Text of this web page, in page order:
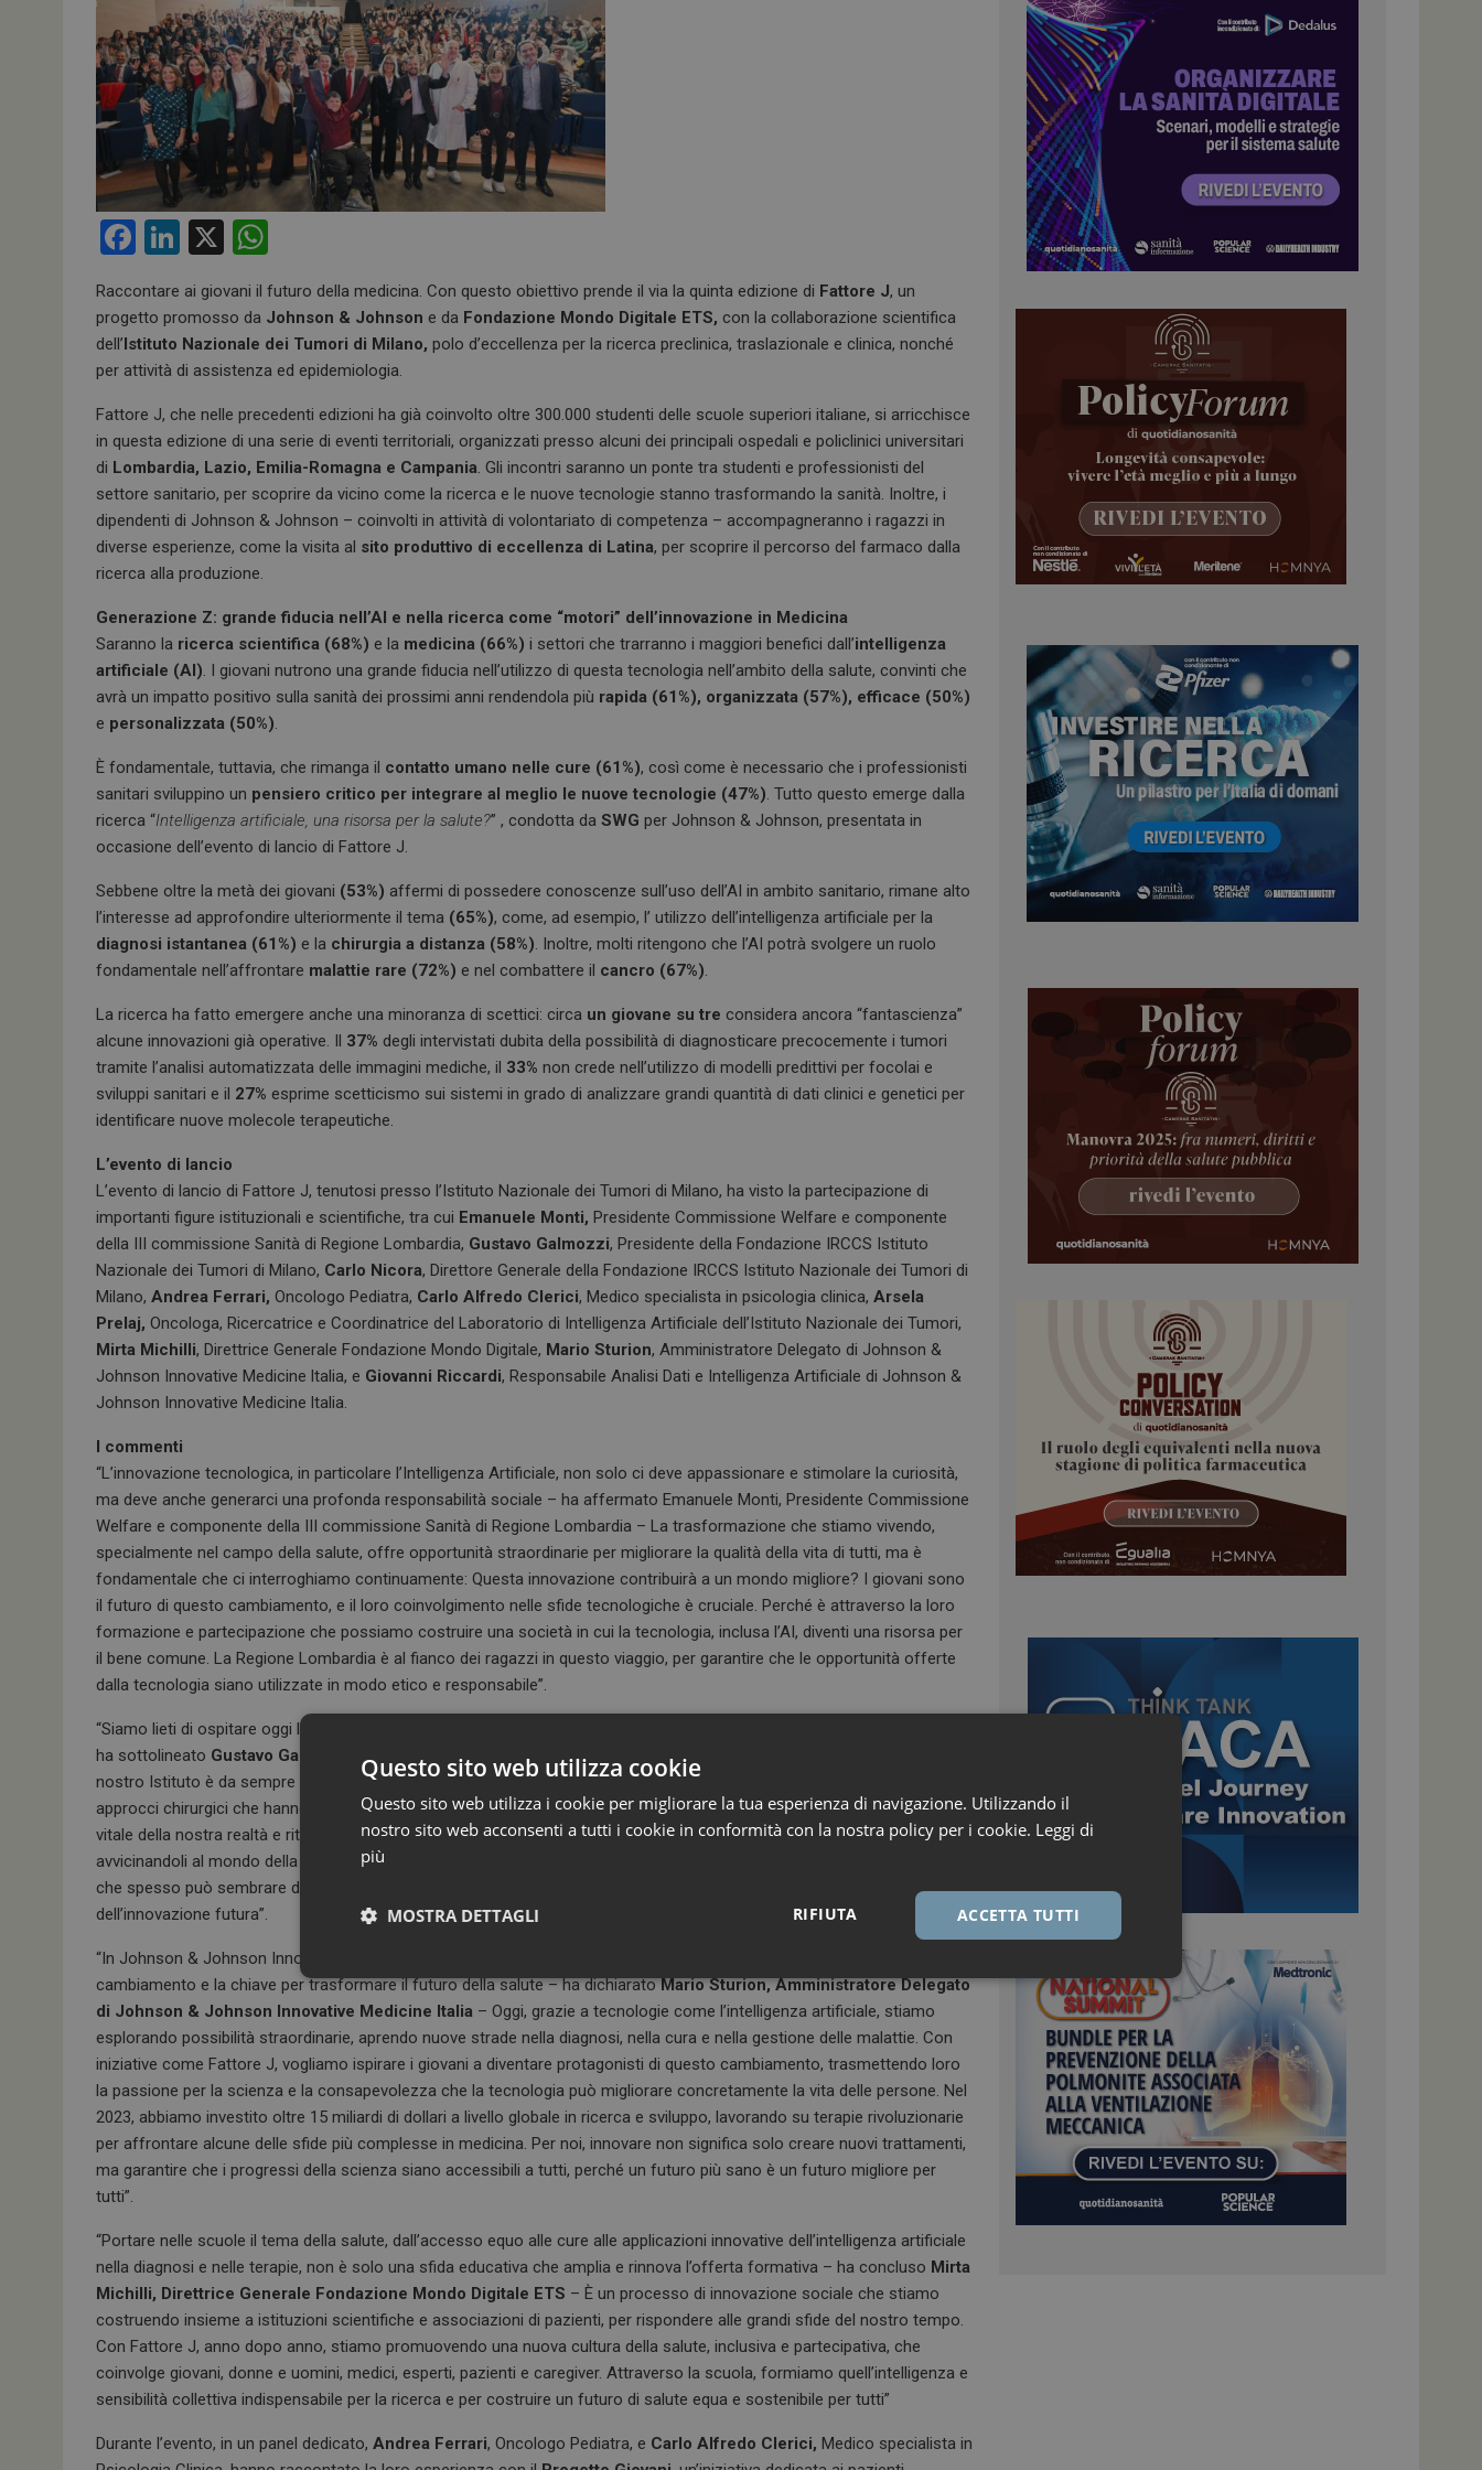
F
ce
b
o
o
k
Li
ke
dI
n
X
at
s
A
p
p
Raccontare ai giovani il futuro della medicina. Con questo obiettivo prende il via la quinta edizione di Fattore J, un
progetto promosso da Johnson & Johnson e da Fondazione Mondo Digitale ETS, con la collaborazione scientifica
dell’Istituto Nazionale dei Tumori di Milano, polo d’eccellenza per la ricerca preclinica, traslazionale e clinica, nonché
per attività di assistenza ed epidemiologia.
Fattore J, che nelle precedenti edizioni ha già coinvolto oltre 300.000 studenti delle scuole superiori italiane, si arricchisce
in questa edizione di una serie di eventi territoriali, organizzati presso alcuni dei principali ospedali e policlinici universitari
di Lombardia, Lazio, Emilia-Romagna e Campania. Gli incontri saranno un ponte tra studenti e professionisti del
settore sanitario, per scoprire da vicino come la ricerca e le nuove tecnologie stanno trasformando la sanità. Inoltre, i
dipendenti di Johnson & Johnson – coinvolti in attività di volontariato di competenza – accompagneranno i ragazzi in
diverse esperienze, come la visita al sito produttivo di eccellenza di Latina, per scoprire il percorso del farmaco dalla
ricerca alla produzione.
Generazione Z: grande fiducia nell’AI e nella ricerca come “motori” dell’innovazione in Medicina
Saranno la ricerca scientifica (68%) e la medicina (66%) i settori che trarranno i maggiori benefici dall’intelligenza
artificiale (AI). I giovani nutrono una grande fiducia nell’utilizzo di questa tecnologia nell’ambito della salute, convinti che
avrà un impatto positivo sulla sanità dei prossimi anni rendendola più rapida (61%), organizzata (57%), efficace (50%)
e personalizzata (50%).
È fondamentale, tuttavia, che rimanga il contatto umano nelle cure (61%), così come è necessario che i professionisti
sanitari sviluppino un pensiero critico per integrare al meglio le nuove tecnologie (47%). Tutto questo emerge dalla
ricerca “Intelligenza artificiale, una risorsa per la salute?” , condotta da SWG per Johnson & Johnson, presentata in
occasione dell’evento di lancio di Fattore J.
Sebbene oltre la metà dei giovani (53%) affermi di possedere conoscenze sull’uso dell’AI in ambito sanitario, rimane alto
l’interesse ad approfondire ulteriormente il tema (65%), come, ad esempio, l’ utilizzo dell’intelligenza artificiale per la
diagnosi istantanea (61%) e la chirurgia a distanza (58%). Inoltre, molti ritengono che l’AI potrà svolgere un ruolo
fondamentale nell’affrontare malattie rare (72%) e nel combattere il cancro (67%).
La ricerca ha fatto emergere anche una minoranza di scettici: circa un giovane su tre considera ancora “fantascienza”
alcune innovazioni già operative. Il 37% degli intervistati dubita della possibilità di diagnosticare precocemente i tumori
tramite l’analisi automatizzata delle immagini mediche, il 33% non crede nell’utilizzo di modelli predittivi per focolai e
sviluppi sanitari e il 27% esprime scetticismo sui sistemi in grado di analizzare grandi quantità di dati clinici e genetici per
identificare nuove molecole terapeutiche.
L’evento di lancio
L’evento di lancio di Fattore J, tenutosi presso l’Istituto Nazionale dei Tumori di Milano, ha visto la partecipazione di
importanti figure istituzionali e scientifiche, tra cui Emanuele Monti, Presidente Commissione Welfare e componente
della III commissione Sanità di Regione Lombardia, Gustavo Galmozzi, Presidente della Fondazione IRCCS Istituto
Nazionale dei Tumori di Milano, Carlo Nicora, Direttore Generale della Fondazione IRCCS Istituto Nazionale dei Tumori di
Milano, Andrea Ferrari, Oncologo Pediatra, Carlo Alfredo Clerici, Medico specialista in psicologia clinica, Arsela
Prelaj, Oncologa, Ricercatrice e Coordinatrice del Laboratorio di Intelligenza Artificiale dell’Istituto Nazionale dei Tumori,
Mirta Michilli, Direttrice Generale Fondazione Mondo Digitale, Mario Sturion, Amministratore Delegato di Johnson &
Johnson Innovative Medicine ltalia, e Giovanni Riccardi, Responsabile Analisi Dati e Intelligenza Artificiale di Johnson &
Johnson Innovative Medicine ltalia.
I commenti
“L’innovazione tecnologica, in particolare l’Intelligenza Artificiale, non solo ci deve appassionare e stimolare la curiosità,
ma deve anche generarci una profonda responsabilità sociale – ha affermato Emanuele Monti, Presidente Commissione
Welfare e componente della III commissione Sanità di Regione Lombardia – La trasformazione che stiamo vivendo,
specialmente nel campo della salute, offre opportunità straordinarie per migliorare la qualità della vita di tutti, ma è
fondamentale che ci interroghiamo continuamente: Questa innovazione contribuirà a un mondo migliore? I giovani sono
il futuro di questo cambiamento, e il loro coinvolgimento nelle sfide tecnologiche è cruciale. Perché è attraverso la loro
formazione e partecipazione che possiamo costruire una società in cui la tecnologia, inclusa l’AI, diventi una risorsa per
il bene comune. La Regione Lombardia è al fianco dei ragazzi in questo viaggio, per garantire che le opportunità offerte
dalla tecnologia siano utilizzate in modo etico e responsabile”.
“Siamo lieti di ospitare oggi l’evento di lancio di Fattore J e di avviare questa collaborazione scientifica con il progetto –
ha sottolineato Gustavo Galmozzi, Presidente della Fondazione IRCCS Istituto Nazionale dei Tumori di Milano
nostro Istituto è da sempre in prima linea nella ricerca oncologica, contribuendo allo sviluppo di terapie innovative e
approcci chirurgici che hanno segnato progressi significativi nella lotta contro il cancro. Il progresso scientifico è la linfa
vitale della nostra realtà e riteniamo fondamentale trasmettere ai giovani questa passione, stimolando la loro curiosità e
avvicinandoli al mondo della ricerca. Speriamo che l’incontro di oggi abbia aperto per i ragazzi una finestra su un mondo
che spesso può sembrare distante, suscitando in loro l’entusiasmo di esplorare la scienza e di essere protagonisti
dell’innovazione futura”.
“In Johnson & Johnson Innovative Medicine siamo guidati dalla convinzione che l’innovazione sia il motore del
cambiamento e la chiave per trasformare il futuro della salute – ha dichiaratoMario Sturion, Amministratore Delegato
di Johnson & Johnson Innovative Medicine Italia – Oggi, grazie a tecnologie come l’intelligenza artificiale, stiamo
esplorando possibilità straordinarie, aprendo nuove strade nella diagnosi, nella cura e nella gestione delle malattie. Con
iniziative come Fattore J, vogliamo ispirare i giovani a diventare protagonisti di questo cambiamento, trasmettendo loro
la passione per la scienza e la consapevolezza che la tecnologia può migliorare concretamente la vita delle persone. Nel
2023, abbiamo investito oltre 15 miliardi di dollari a livello globale in ricerca e sviluppo, lavorando su terapie rivoluzionarie
per affrontare alcune delle sfide più complesse in medicina. Per noi, innovare non significa solo creare nuovi trattamenti,
ma garantire che i progressi della scienza siano accessibili a tutti, perché un futuro più sano è un futuro migliore per
tutti”.
“Portare nelle scuole il tema della salute, dall’accesso equo alle cure alle applicazioni innovative dell’intelligenza artificiale
nella diagnosi e nelle terapie, non è solo una sfida educativa che amplia e rinnova l’offerta formativa – ha concluso Mirta
Michilli, Direttrice Generale Fondazione Mondo Digitale ETS – È un processo di innovazione sociale che stiamo
costruendo insieme a istituzioni scientifiche e associazioni di pazienti, per rispondere alle grandi sfide del nostro tempo.
Con Fattore J, anno dopo anno, stiamo promuovendo una nuova cultura della salute, inclusiva e partecipativa, che
coinvolge giovani, donne e uomini, medici, esperti, pazienti e caregiver. Attraverso la scuola, formiamo quell’intelligenza e
sensibilità collettiva indispensabile per la ricerca e per costruire un futuro di salute equa e sostenibile per tutti”
Durante l’evento, in un panel dedicato, Andrea Ferrari, Oncologo Pediatra, e Carlo Alfredo Clerici, Medico specialista in
Questo sito web utilizza cookie
Questo sito web utilizza i cookie per migliorare la tua esperienza di navigazione. Utilizzando il
nostro sito web acconsenti a tutti i cookie in conformità con la nostra policy per i cookie. Leggi di
più
ACCETTA TUTTI
RIFIUTA
MOSTRA DETTAGLI
Necessari Marketing
Necessari Marketing
I cookie necessari contribuiscono a rendere fruibile il sito web abilitandone funzionalità di base quali la navigazione sulle pagine
Google LLC
.dailyhealthindustry.it
1 anno 1
mese
Questo nome di cookie è associato a Google Universal
Analytics, che è un aggiornamento significativo del
servizio di analisi più comunemente utilizzato da Google.
unici assegnando un numero generato in modo casuale
come identificatore del cliente. È incluso in ogni richiesta
di pagina in un sito e utilizzato per calcolare i dati di
visitatori, sessioni e campagne per i rapporti di analisi dei
siti.
cookie garantisce che le richieste di una sessione di
navigazione del visitatore siano sempre gestite dallo